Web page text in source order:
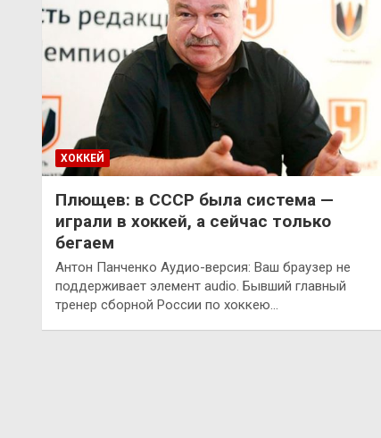
ХОККЕЙ
Плющев: в СССР была система —
играли в хоккей, а сейчас только
бегаем
Антон Панченко Аудио-версия: Ваш браузер не
поддерживает элемент audio. Бывший главный
тренер сборной России по хоккею…